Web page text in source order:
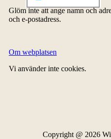
Glöm inte att ange namn och
och e-postadress.
Om webplatsen
Vi använder inte cookies.
Copyright @ 2026